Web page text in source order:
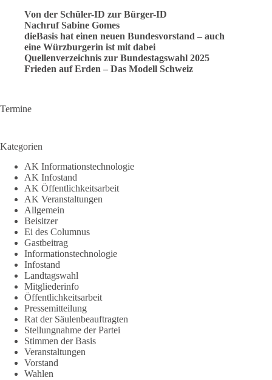
Von der Schüler-ID zur Bürger-ID
Nachruf Sabine Gomes
dieBasis hat einen neuen Bundesvorstand – auch
eine Würzburgerin ist mit dabei
Quellenverzeichnis zur Bundestagswahl 2025
Frieden auf Erden – Das Modell Schweiz
Termine
Kategorien
AK Informationstechnologie
AK Infostand
AK Öffentlichkeitsarbeit
AK Veranstaltungen
Allgemein
Beisitzer
Ei des Columnus
Gastbeitrag
Informationstechnologie
Infostand
Landtagswahl
Mitgliederinfo
Öffentlichkeitsarbeit
Pressemitteilung
Rat der Säulenbeauftragten
Stellungnahme der Partei
Stimmen der Basis
Veranstaltungen
Vorstand
Wahlen